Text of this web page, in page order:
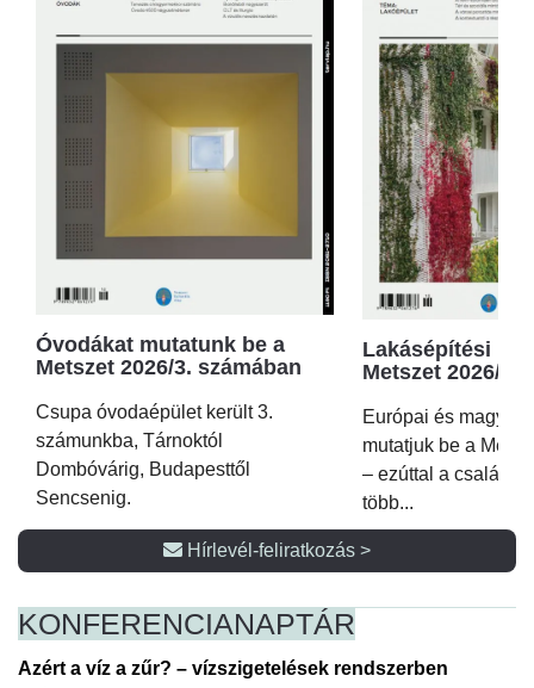
Óvodákat mutatunk be a
Metszet 2026/3. számában
Csupa óvodaépület került 3.
számunkba, Tárnoktól
Dombóvárig, Budapesttől
Sencsenig.
Lakásépítési
Metszet 2026/2.
Európai és magyar
mutatjuk be a
– ezúttal a családi
több...
Hírlevél-feliratkozás >
KONFERENCIANAPTÁR
Azért a víz a zűr? – vízszigetelések rendszerben